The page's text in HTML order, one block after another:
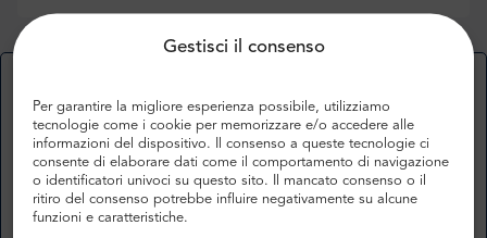
Gestisci il consenso
Per garantire la migliore esperienza possibile, utilizziamo
tecnologie come i cookie per memorizzare e/o accedere alle
informazioni del dispositivo. Il consenso a queste tecnologie ci
consente di elaborare dati come il comportamento di navigazione
o identificatori univoci su questo sito. Il mancato consenso o il
ritiro del consenso potrebbe influire negativamente su alcune
funzioni e caratteristiche.
opinione
Aggiungi la tua opinione